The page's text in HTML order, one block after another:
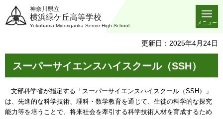
神奈川県立
横浜緑ケ丘高等学校
Yokohama-Midorigaoka Senior High School
メニュー
更新日：2025年4月24日
スーパーサイエンスハイスクール（SSH）
文部科学省が指定する「スーパーサイエンスハイスクール（SSH）」
は、先進的な科学技術、理科・数学教育を通じて、生徒の科学的な探究
能力等を培うことで、将来社会を牽引する科学技術人材を育成するため